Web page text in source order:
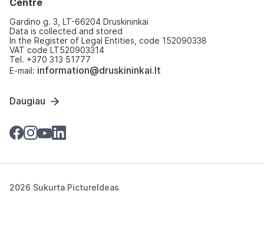
Centre
Gardino g. 3, LT-66204 Druskininkai
Data is collected and stored
In the Register of Legal Entities, code 152090338
VAT code LT520903314
Tel. +370 313 51777
E-mail: information@druskininkai.lt
Daugiau
2026 Sukurta PictureIdeas